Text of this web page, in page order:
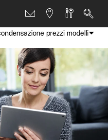
prezzi modelli